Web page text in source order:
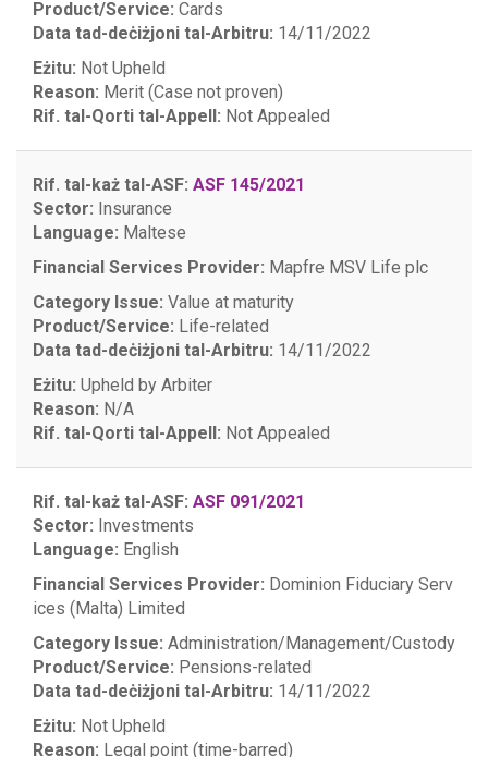
Product/Service: Cards
Data tad-deċiżjoni tal-Arbitru: 14/11/2022
Eżitu: Not Upheld
Reason: Merit (Case not proven)
Rif. tal-Qorti tal-Appell: Not Appealed
Rif. tal-każ tal-ASF: ASF 145/2021
Sector: Insurance
Language: Maltese
Financial Services Provider: Mapfre MSV Life plc
Category Issue: Value at maturity
Product/Service: Life-related
Data tad-deċiżjoni tal-Arbitru: 14/11/2022
Eżitu: Upheld by Arbiter
Reason: N/A
Rif. tal-Qorti tal-Appell: Not Appealed
Rif. tal-każ tal-ASF: ASF 091/2021
Sector: Investments
Language: English
Financial Services Provider: Dominion Fiduciary Serv
ices (Malta) Limited
Category Issue: Administration/Management/Custody
Product/Service: Pensions-related
Data tad-deċiżjoni tal-Arbitru: 14/11/2022
Eżitu: Not Upheld
Reason: Legal point (time-barred)